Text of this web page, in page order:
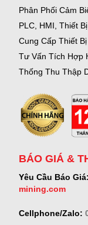
Phân Phối Cảm
PLC, HMI, Thiết
Cung Cấp Thiết
Tư Vấn Tích Hợp
Thống Thu Thập
BÁO GIÁ &
Yêu Cầu Báo Giá:
mining.com
Cellphone/Zalo: